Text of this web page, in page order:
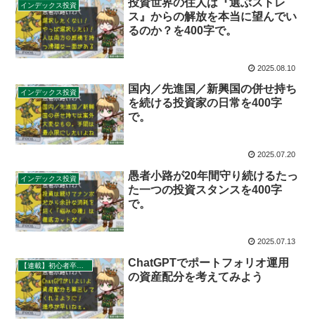
インデックス投資
ス』からの解放を本当に望んでい
るのか？を400字で。
2025.08.10
インデックス投資
国内／先進国／新興国の併せ持ち
を続ける投資家の日常を400字
で。
2025.07.20
インデックス投資
愚者小路が20年間守り続けるたっ
た一つの投資スタンスを400字
で。
2025.07.13
【連載】初心者卒業計画
ChatGPTでポートフォリオ運用
の資産配分を考えてみよう